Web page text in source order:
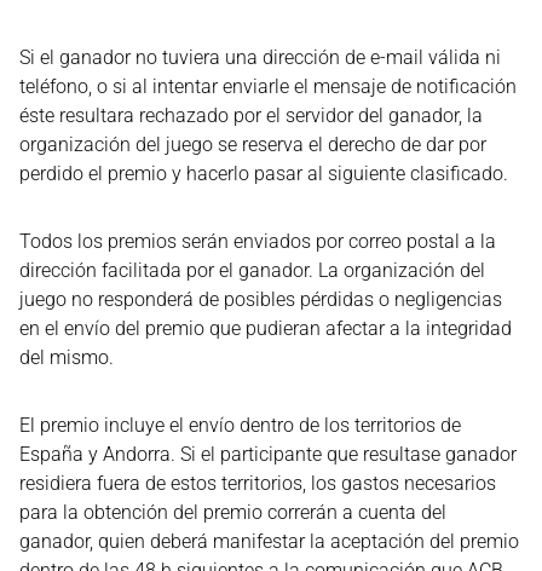
Si el ganador no tuviera una dirección de e-mail válida ni
teléfono, o si al intentar enviarle el mensaje de notificación
éste resultara rechazado por el servidor del ganador, la
organización del juego se reserva el derecho de dar por
perdido el premio y hacerlo pasar al siguiente clasificado.
Todos los premios serán enviados por correo postal a la
dirección facilitada por el ganador. La organización del
juego no responderá de posibles pérdidas o negligencias
en el envío del premio que pudieran afectar a la integridad
del mismo.
El premio incluye el envío dentro de los territorios de
España y Andorra. Si el participante que resultase ganador
residiera fuera de estos territorios, los gastos necesarios
para la obtención del premio correrán a cuenta del
ganador, quien deberá manifestar la aceptación del premio